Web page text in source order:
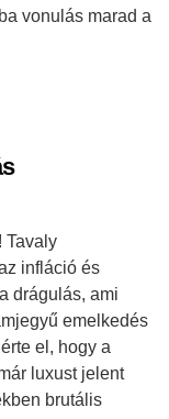
vonulás marad a
Tavaly
infláció és
drágulás, ami
emelkedés
el, hogy a
luxust jelent
brutális